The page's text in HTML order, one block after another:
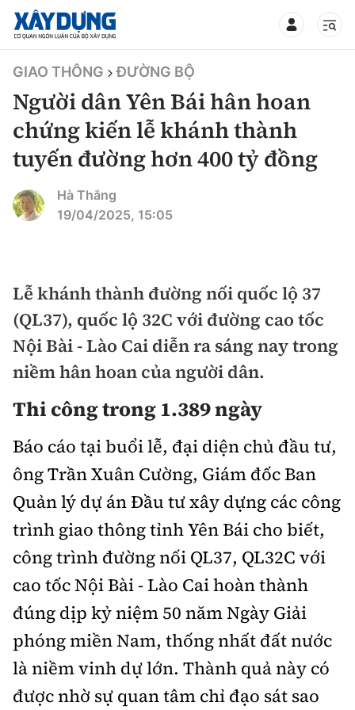
TIN BỘ XÂY DỰNG
CHUYÊN MỤC
Mới nhất
Chính trị
Xã hội
Chuyện dọc đường
Cải chính
Xây dựng
Chỉ đạo điều hành
Quy hoạch kiến trúc
Vật liệu xây dựng
Giám định chất lượng
Quản lý đô thị
Giao thông
Quản lý
Đường bộ
Đường sắt
Đăng kiểm
Đường sắt tốc độ cao
Đường thủy
Hàng hải
Đường sắt đô thị
Tài chính
Chứng khoán
Bảo hiểm
Doanh nghiệp
Pháp luật
Thanh tra
An ninh hình sự
Điều tra
Pháp đình
Hỏi - Đáp
An toàn giao thông
Giao thông 24h
ATGT địa phương
Văn hóa giao thông
Lái xe an toàn
Chung tay vì ATGT
Chất lượng sống
Giáo dục
Y tế
Đời sống
Lao động - Công đoàn
Văn hóa - Giải Trí
Văn hóa
Showbiz
Điện ảnh
Thể thao
Bóng đá
Bình luận
Công nghệ
GIAO THÔNG ĐƯỜNG BỘ
Người dân Yên Bái hân hoan
chứng kiến lễ khánh thành
tuyến đường hơn 400 tỷ đồng
Hà Thắng
19/04/2025, 15:05
Lễ khánh thành đường nối quốc lộ 37
(QL37), quốc lộ 32C với đường cao tốc
Nội Bài - Lào Cai diễn ra sáng nay trong
niềm hân hoan của người dân.
Thi công trong 1.389 ngày
Báo cáo tại buổi lễ, đại diện chủ đầu tư,
ông Trần Xuân Cường, Giám đốc Ban
Quản lý dự án Đầu tư xây dựng các công
trình giao thông tỉnh Yên Bái cho biết,
công trình đường nối QL37, QL32C với
cao tốc Nội Bài - Lào Cai hoàn thành
đúng dịp kỷ niệm 50 năm Ngày Giải
phóng miền Nam, thống nhất đất nước
là niềm vinh dự lớn. Thành quả này có
được nhờ sự quan tâm chỉ đạo sát sao